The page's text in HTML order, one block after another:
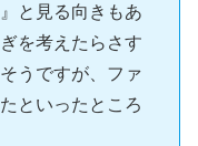
と見る向きもあ
を考えたらさす
うですが、ファ
といったところ